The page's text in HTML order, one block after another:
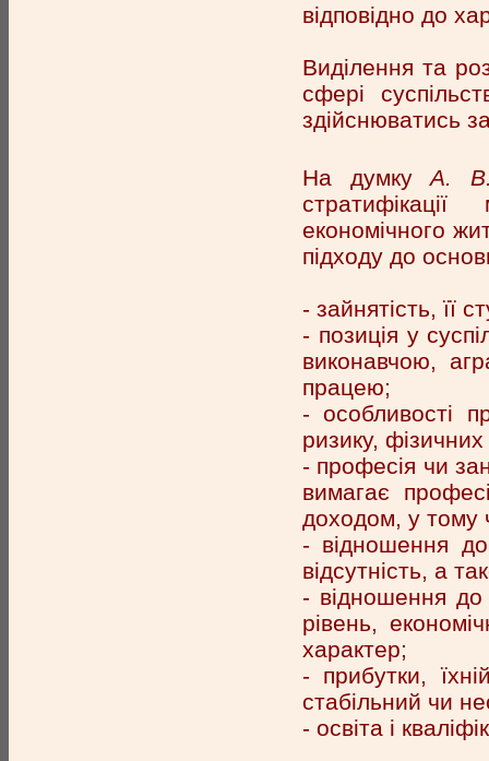
відповідно до
Виділення та
сфері
здійснюватись
На думкуА.
економічного
підходу до
- зайнятість, її
- позиція у
виконавчою,
працею;
- особливості
ризику,
- професія чи
вимагає
доходом, у тому
- відношення
відсутність, а
- відношення до
рівень,
характер;
- прибутки,
стабільний чи
- освіта і